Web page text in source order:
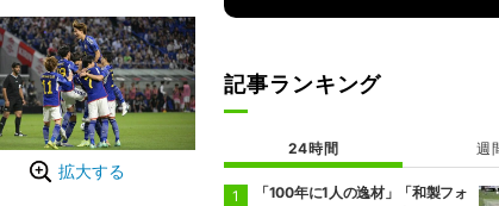
拡大する
記事ランキング
24時間 週
「100年に1人の逸材」「和製フォ